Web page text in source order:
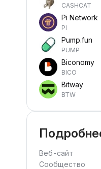
CASHCAT
Pi Network
PI
Pump.fun
PUMP
Biconomy
BICO
Bitway
BTW
Веб-сайт
Сообщество